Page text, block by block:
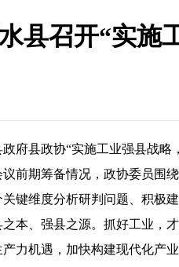
县召开“实施
政府县政协“实施工业强县战
前期筹备情况，政协委员围
键维度分析研判问题、积极
本、强县之源。抓好工业，
力机遇，加快构建现代化产